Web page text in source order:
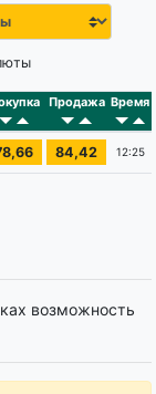
Продажа Время
84,42 12:25
возможность